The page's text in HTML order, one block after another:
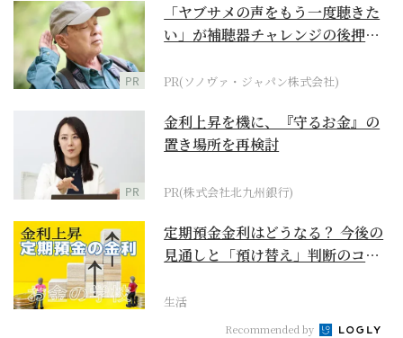
PR
「ヤブサメの声をもう一度聴きた
い」が補聴器チャレンジの後押し
PR(ソノヴァ・ジャパン株式会社)
PR
金利上昇を機に、『守るお金』の
置き場所を再検討
PR(株式会社北九州銀行)
定期預金金利はどうなる？ 今後の
見通しと「預け替え」判断のコツ
生活
Recommended by